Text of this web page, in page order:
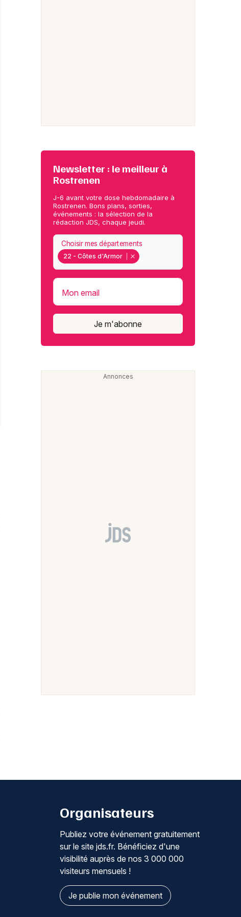
Newsletter : le meilleur à
Rostrenen
J-6 avant votre dose hebdomadaire à
Rostrenen. Bons plans, sorties,
événements : la sélection de la
rédaction JDS, chaque jeudi.
22 - Côtes d'Armor
Choisir mes départements
Mon email
Je m'abonne
Organisateurs
Publiez votre événement gratuitement
sur le site jds.fr. Bénéficiez d'une
visibilité auprès de nos 3 000 000
visiteurs mensuels !
Je publie mon événement